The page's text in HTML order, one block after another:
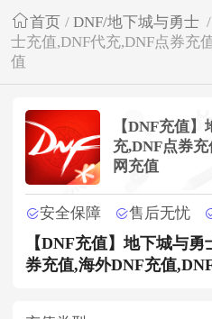
首页 / DNF/地下城与勇士 /
士充值,DNF代充,DNF点券充
值
【DNF充值
充,DNF点券
网充值
安全保障 售后无忧
【DNF充值】地下城与
券充值,海外DNF充值